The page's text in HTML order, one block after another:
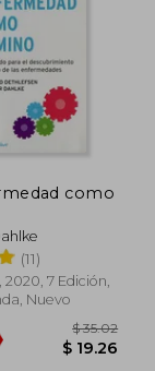
como
(11)
7 Edición,
Nuevo